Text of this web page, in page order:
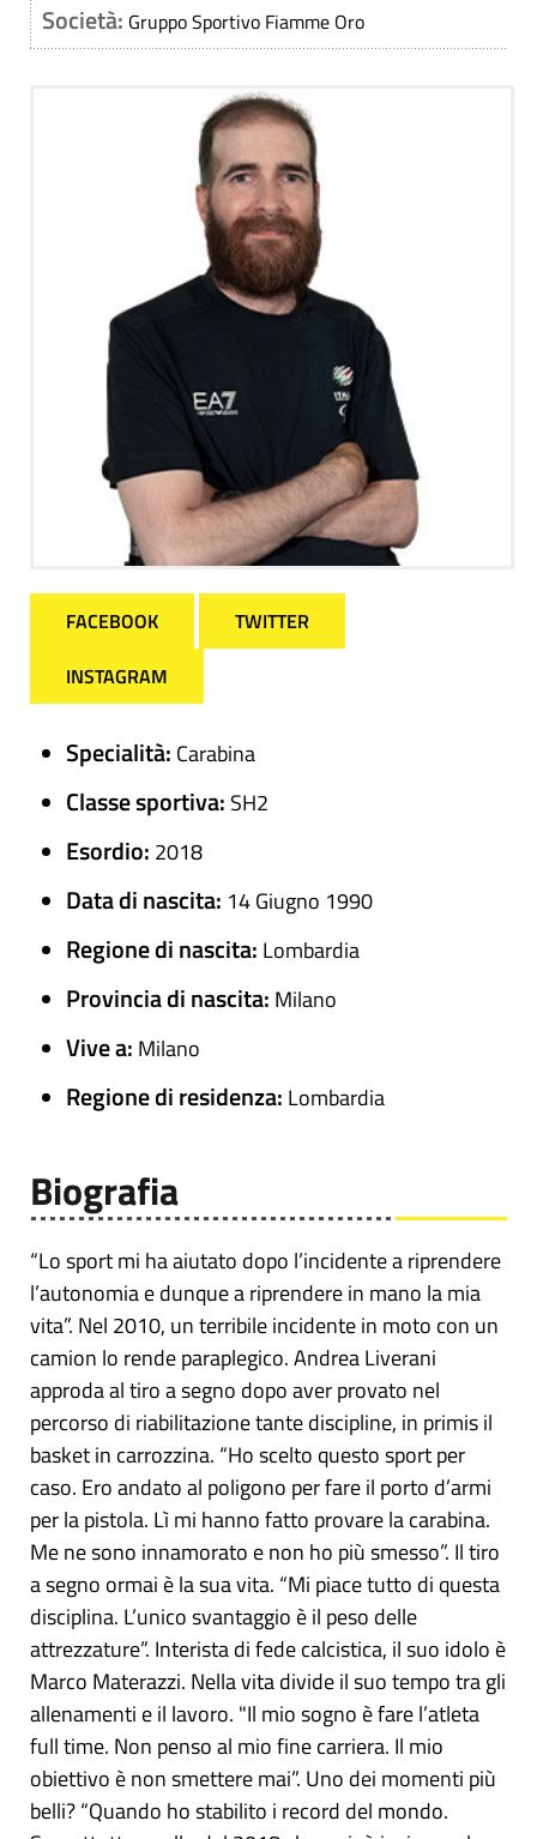
Società: Gruppo Sportivo Fiamme Oro
FACEBOOK
TWITTER
INSTAGRAM
Specialità: Carabina
Classe sportiva: SH2
Esordio: 2018
Data di nascita: 14 Giugno 1990
Regione di nascita: Lombardia
Provincia di nascita: Milano
Vive a: Milano
Regione di residenza: Lombardia
Biografia
“Lo sport mi ha aiutato dopo l’incidente a riprendere
l’autonomia e dunque a riprendere in mano la mia
vita”. Nel 2010, un terribile incidente in moto con un
camion lo rende paraplegico. Andrea Liverani
approda al tiro a segno dopo aver provato nel
percorso di riabilitazione tante discipline, in primis il
basket in carrozzina. “Ho scelto questo sport per
caso. Ero andato al poligono per fare il porto d’armi
per la pistola. Lì mi hanno fatto provare la carabina.
Me ne sono innamorato e non ho più smesso”. Il tiro
a segno ormai è la sua vita. “Mi piace tutto di questa
disciplina. L’unico svantaggio è il peso delle
attrezzature”. Interista di fede calcistica, il suo idolo è
Marco Materazzi. Nella vita divide il suo tempo tra gli
allenamenti e il lavoro. "Il mio sogno è fare l’atleta
full time. Non penso al mio fine carriera. Il mio
obiettivo è non smettere mai”. Uno dei momenti più
belli? “Quando ho stabilito i record del mondo.